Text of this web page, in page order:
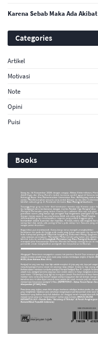
Karena Sebab Maka Ada Akibat
Categories
Artikel
Motivasi
Note
Opini
Puisi
Books